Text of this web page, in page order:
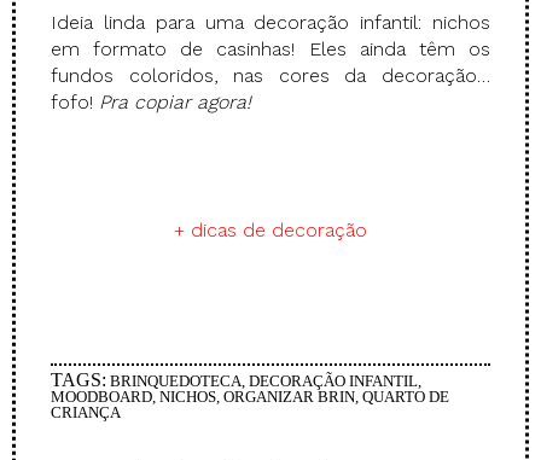
Ideia linda para uma decoração infantil: nichos
em formato de casinhas! Eles ainda têm os
fundos coloridos, nas cores da decoração…
fofo! Pra copiar agora!
+ dicas de decoração
TAGS: BRINQUEDOTECA, DECORAÇÃO INFANTIL,
MOODBOARD, NICHOS, ORGANIZAR BRIN, QUARTO DE
CRIANÇA